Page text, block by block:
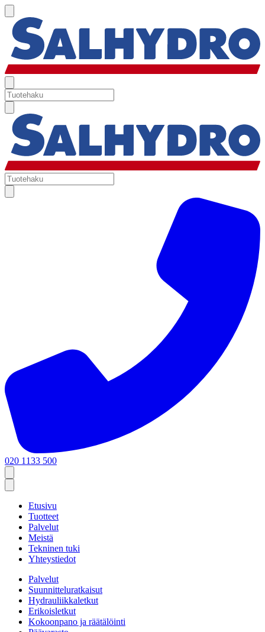
020 1133 500
Etusivu
Tuotteet
Palvelut
Meistä
Tekninen tuki
Yhteystiedot
Palvelut
Suunnitteluratkaisut
Hydrauliikkaletkut
Erikoisletkut
Kokoonpano ja räätälöinti